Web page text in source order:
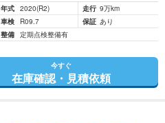
年式 2020(R2) 走行 9万km
車検
R09.7 保証 あり
整備 定期点検整備有
今すぐ
在庫確認・見積依頼